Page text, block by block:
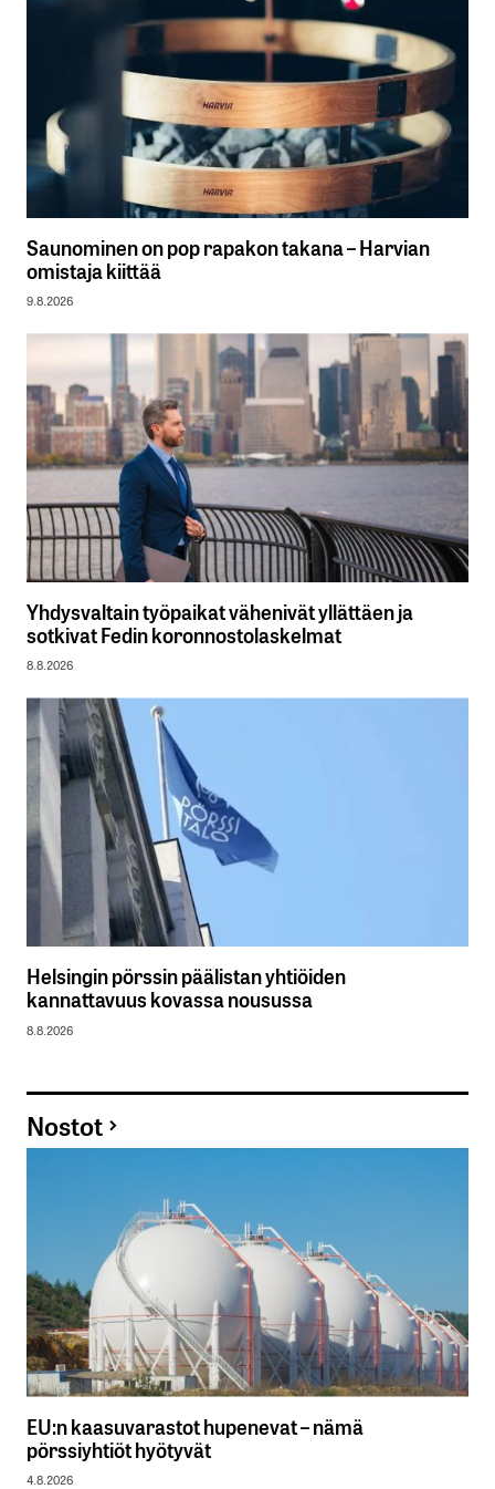
Saunominen on pop rapakon takana – Harvian
omistaja kiittää
9.8.2026
Yhdysvaltain työpaikat vähenivät yllättäen ja
sotkivat Fedin koronnostolaskelmat
8.8.2026
Helsingin pörssin päälistan yhtiöiden
kannattavuus kovassa nousussa
8.8.2026
Nostot
EU:n kaasuvarastot hupenevat – nämä
pörssiyhtiöt hyötyvät
4.8.2026